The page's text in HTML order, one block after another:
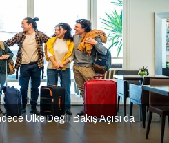
Ülke Değil, Bakış Açısı da